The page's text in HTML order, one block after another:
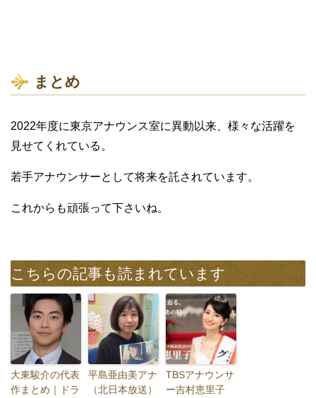
まとめ
2022年度に東京アナウンス室に異動以来、様々な活躍を
見せてくれている。
若手アナウンサーとして将来を託されています。
これからも頑張って下さいね。
こちらの記事も読まれています
大東駿介の代表
作まとめ｜ドラ
平島亜由美アナ
（北日本放送）
TBSアナウンサ
ー吉村恵里子